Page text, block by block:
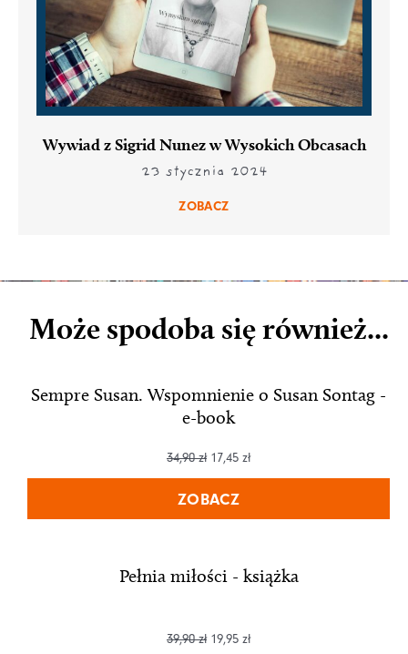
Wywiad z Sigrid Nunez w Wysokich Obcasach
23 stycznia 2024
ZOBACZ
Może spodoba się również...
Sempre Susan. Wspomnienie o Susan Sontag -
e-book
34,90zł 17,45 zł
ZOBACZ
Pełnia miłości - książka
39,90zł 19,95 zł